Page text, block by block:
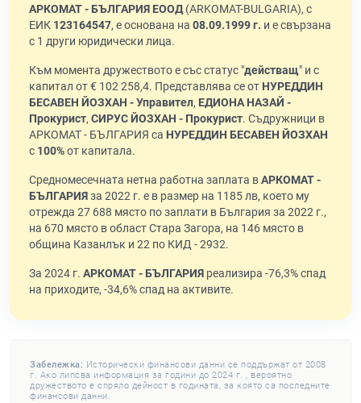
АРКОМАТ - БЪЛГАРИЯ ЕООД(ARKOMAT-BULGARIA), с
ЕИК 123164547, е основана на 08.09.1999 г. и е свързана
с 1 други юридически лица.
Към момента дружеството е със статус "действащ" и с
капитал от € 102 258,4. Представлява се от НУРЕДДИН
БЕСАВЕН ЙОЗХАН - Управител, ЕДИОНА НАЗАЙ -
Прокурист, СИРУС ЙОЗХАН - Прокурист. Съдружници в
АРКОМАТ - БЪЛГАРИЯ са НУРЕДДИН БЕСАВЕН ЙОЗХАН
с 100%от капитала.
Средномесечната нетна работна заплата вАРКОМАТ -
БЪЛГАРИЯза 2022 г. е в размер на 1185 лв, което му
отрежда 27 688 място по заплати в България за 2022 г.,
на 670 място в област Стара Загора, на 146 място в
община Казанлък и 22 по КИД - 2932.
За 2024 г. АРКОМАТ - БЪЛГАРИЯ реализира -76,3% спад
на приходите, -34,6% спад на активите.
Забележка: Исторически финансови данни се поддържат от 2008
г. Ако липсва информация за години до 2024 г. , вероятно
дружеството е спряло дейност в годината, за която са последните
финансови данни.